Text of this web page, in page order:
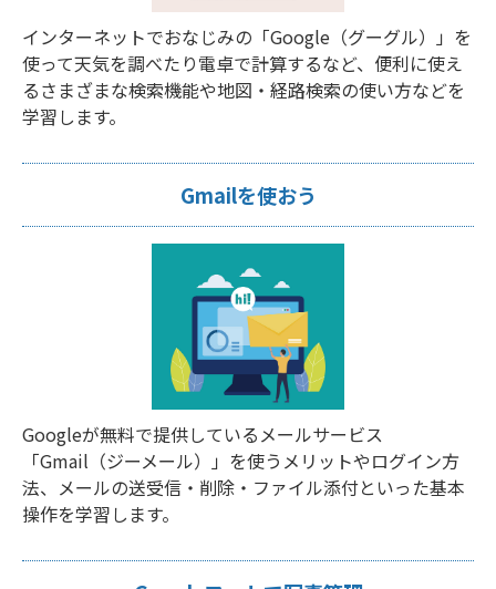
インターネットでおなじみの「Google（グーグル）」を
使って天気を調べたり電卓で計算するなど、便利に使え
るさまざまな検索機能や地図・経路検索の使い方などを
学習します。
Gmailを使おう
Googleが無料で提供しているメールサービス
「Gmail（ジーメール）」を使うメリットやログイン方
法、メールの送受信・削除・ファイル添付といった基本
操作を学習します。